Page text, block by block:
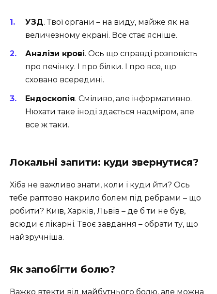
УЗД. Твої органи – на виду, майже як на
величезному екрані. Все стає ясніше.
Аналізи крові. Ось що справді розповість
про печінку. І про білки. І про все, що
сховано всередині.
Ендоскопія. Сміливо, але інформативно.
Нюхати таке іноді здається надміром, але
все ж таки.
Локальні запити: куди звернутися?
Хіба не важливо знати, коли і куди йти? Ось
тебе раптово накрило болем під ребрами – що
робити? Київ, Харків, Львів – де б ти не був,
всюди є лікарні. Твоє завдання – обрати ту, що
найзручніша.
Як запобігти болю?
Важко втекти від майбутнього болю, але можна